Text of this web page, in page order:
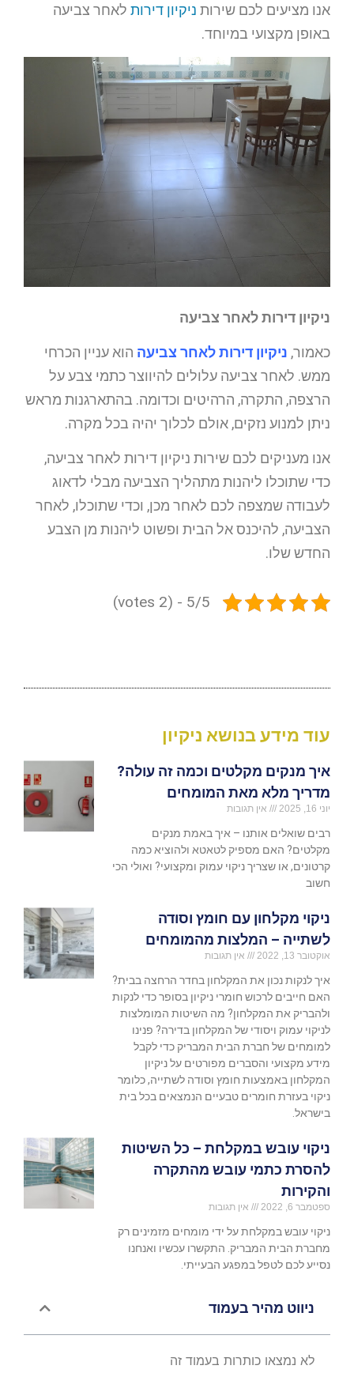
ניווט מהיר בעמוד
לא נמצאו כותרות בעמוד זה
אנו מציעים לכם שירות ניקיון דירות לאחר צביעה
באופן מקצועי במיוחד.
ניקיון דירות לאחר צביעה
כאמור, ניקיון דירות לאחר צביעה הוא עניין הכרחי
ממש. לאחר צביעה עלולים להיווצר כתמי צבע על
הרצפה, התקרה, הרהיטים וכדומה. בהתארגנות מראש
ניתן למנוע נזקים, אולם לכלוך יהיה בכל מקרה.
אנו מעניקים לכם שירות ניקיון דירות לאחר צביעה,
כדי שתוכלו ליהנות מתהליך הצביעה מבלי לדאוג
לעבודה שמצפה לכם לאחר מכן, וכדי שתוכלו, לאחר
הצביעה, להיכנס אל הבית ופשוט ליהנות מן הצבע
החדש שלו.
5/5 - (2 votes)
עוד מידע בנושא ניקיון
איך מנקים מקלטים וכמה זה עולה?
מדריך מלא מאת המומחים
יוני 16, 2025 אין תגובות
רבים שואלים אותנו – איך באמת מנקים
מקלטים? האם מספיק לטאטא ולהוציא כמה
קרטונים, או שצריך ניקוי עמוק ומקצועי? ואולי הכי
חשוב
ניקוי מקלחון עם חומץ וסודה
לשתייה – המלצות מהמומחים
אוקטובר 13, 2022 אין תגובות
איך לנקות נכון את המקלחון בחדר הרחצה בבית?
האם חייבים לרכוש חומרי ניקיון בסופר כדי לנקות
ולהבריק את המקלחון? מה השיטות המומלצות
לניקוי עמוק ויסודי של המקלחון בדירה? פנינו
למומחים של חברת הבית המבריק כדי לקבל
מידע מקצועי והסברים מפורטים על ניקיון
המקלחון באמצעות חומץ וסודה לשתייה, כלומר
ניקוי בעזרת חומרים טבעיים הנמצאים בכל בית
בישראל.
ניקוי עובש במקלחת – כל השיטות
להסרת כתמי עובש מהתקרה
והקירות
ספטמבר 6, 2022 אין תגובות
ניקוי עובש במקלחת על ידי מומחים מזמינים רק
מחברת הבית המבריק. התקשרו עכשיו ואנחנו
נסייע לכם לטפל במפגע הבעייתי.